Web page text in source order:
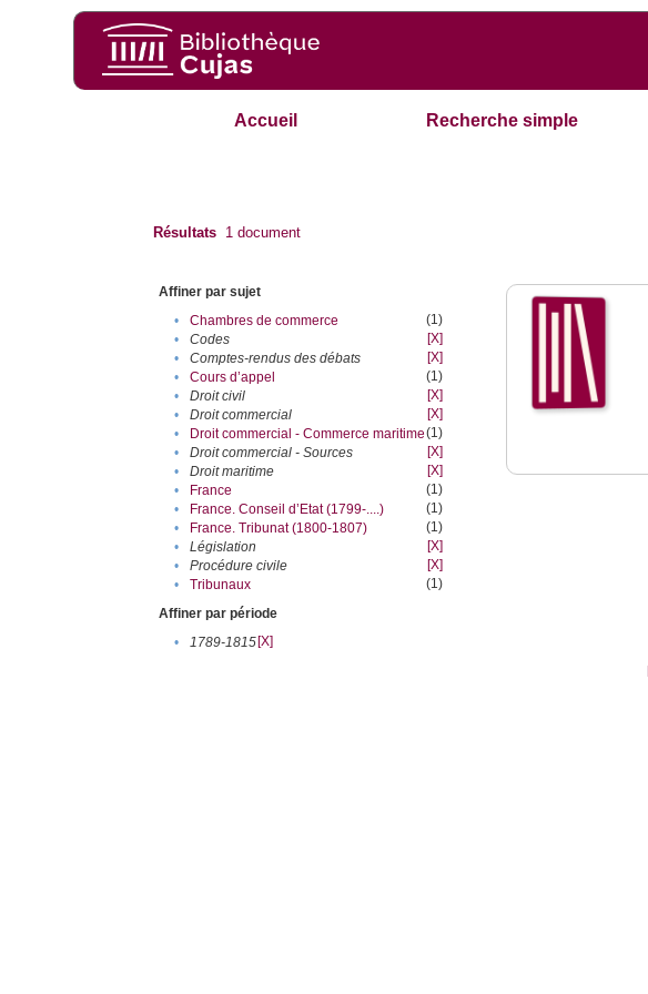
Accueil Recherche simple
Résultats 1 document
Affiner par sujet
•
Chambres de commerce
(1)
•
Codes
[X]
•
Comptes-rendus des débats
[X]
•
Cours d’appel
(1)
•
Droit civil
[X]
•
Droit commercial
[X]
•
Droit commercial - Commerce maritime(1)
•
Droit commercial - Sources
[X]
•
Droit maritime
[X]
•
France
(1)
•
France. Conseil d’Etat (1799-....)
(1)
•
France. Tribunat (1800-1807)
(1)
•
Législation
[X]
•
Procédure civile
[X]
•
Tribunaux
(1)
Affiner par période
•
1789-1815[X]